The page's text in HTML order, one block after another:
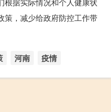
根据实际情况和个人健康状
策，减少给政府防控工作带
河南 疫情